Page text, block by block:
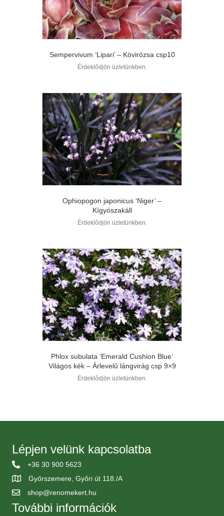
Sempervivum ‘Lipari’ – Kövirózsa csp10
Érdeklődjön üzletünkben.
Ophiopogon japonicus ‘Niger’ –
Kígyószakáll
Érdeklődjön üzletünkben.
Phlox subulata ‘Emerald Cushion Blue’
Világos kék – Árlevelű lángvirág csp 9×9
Érdeklődjön üzletünkben.
Lépjen velünk kapcsolatba
+36 30 900 5623
Győrszemere, Győri út 118./A
shop@renomekert.hu
További információk